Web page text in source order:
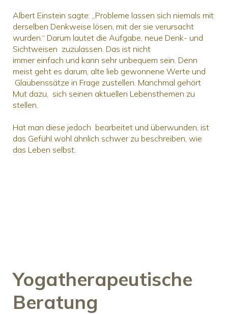
Albert Einstein sagte: „Probleme lassen sich niemals mit
derselben Denkweise lösen, mit der sie verursacht
wurden.“ Darum lautet die Aufgabe, neue Denk- und
Sichtweisen zuzulassen. Das ist nicht
immer einfach und kann sehr unbequem sein. Denn
meist geht es darum, alte lieb gewonnene Werte und
Glaubenssätze in Frage zustellen. Manchmal gehört
Mut dazu, sich seinen aktuellen Lebensthemen zu
stellen.
Hat man diese jedoch bearbeitet und überwunden, ist
das Gefühl wohl ähnlich schwer zu beschreiben, wie
das Leben selbst.
Yogatherapeutische
Beratung